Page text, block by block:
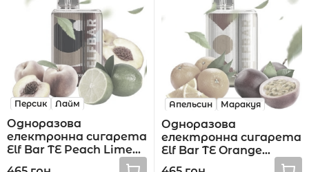
Персик Лайм
Одноразова
електронна сигарета
Elf Bar TE Peach Lime
Апельсин Маракуя
Одноразова
електронна сигарета
Elf Bar TE Orange
Passion Fruit 6000 тяг